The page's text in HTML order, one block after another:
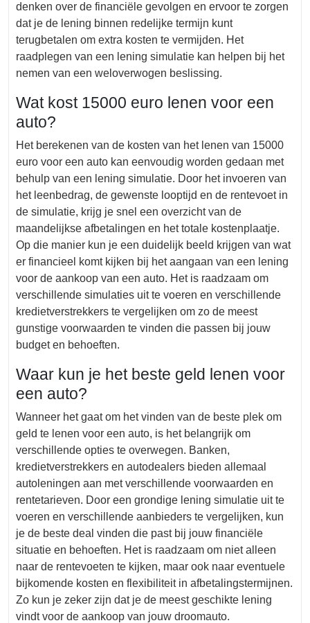
denken over de financiële gevolgen en ervoor te zorgen
dat je de lening binnen redelijke termijn kunt
terugbetalen om extra kosten te vermijden. Het
raadplegen van een lening simulatie kan helpen bij het
nemen van een weloverwogen beslissing.
Wat kost 15000 euro lenen voor een
auto?
Het berekenen van de kosten van het lenen van 15000
euro voor een auto kan eenvoudig worden gedaan met
behulp van een lening simulatie. Door het invoeren van
het leenbedrag, de gewenste looptijd en de rentevoet in
de simulatie, krijg je snel een overzicht van de
maandelijkse afbetalingen en het totale kostenplaatje.
Op die manier kun je een duidelijk beeld krijgen van wat
er financieel komt kijken bij het aangaan van een lening
voor de aankoop van een auto. Het is raadzaam om
verschillende simulaties uit te voeren en verschillende
kredietverstrekkers te vergelijken om zo de meest
gunstige voorwaarden te vinden die passen bij jouw
budget en behoeften.
Waar kun je het beste geld lenen voor
een auto?
Wanneer het gaat om het vinden van de beste plek om
geld te lenen voor een auto, is het belangrijk om
verschillende opties te overwegen. Banken,
kredietverstrekkers en autodealers bieden allemaal
autoleningen aan met verschillende voorwaarden en
rentetarieven. Door een grondige lening simulatie uit te
voeren en verschillende aanbieders te vergelijken, kun
je de beste deal vinden die past bij jouw financiële
situatie en behoeften. Het is raadzaam om niet alleen
naar de rentevoeten te kijken, maar ook naar eventuele
bijkomende kosten en flexibiliteit in afbetalingstermijnen.
Zo kun je zeker zijn dat je de meest geschikte lening
vindt voor de aankoop van jouw droomauto.